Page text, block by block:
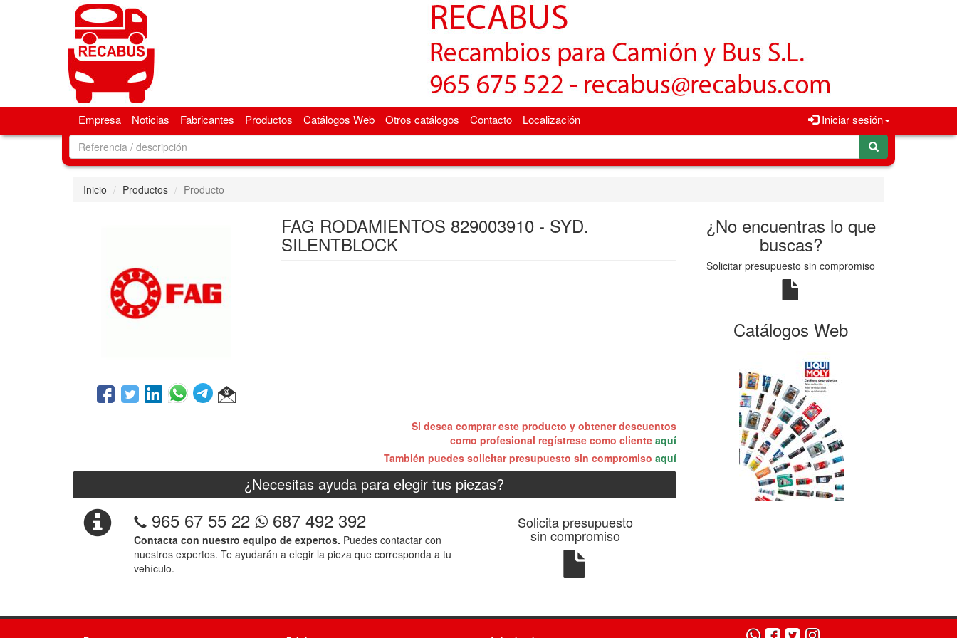
Iniciar sesión
Empresa Noticias Fabricantes Productos Catálogos Web Otros catálogos Contacto Localización
Inicio Productos Producto
FAG RODAMIENTOS 829003910 - SYD.
SILENTBLOCK
Si desea comprar este producto y obtener descuentos
como profesional regístrese como cliente aquí
También puedes solicitar presupuesto sin compromiso aquí
¿Necesitas ayuda para elegir tus piezas?
965 67 55 22 687 492 392
Contacta con nuestro equipo de expertos. Puedes contactar con
nuestros expertos. Te ayudarán a elegir la pieza que corresponda a tu
vehículo.
Solicita presupuesto
sin compromiso
¿No encuentras lo que
buscas?
Solicitar presupuesto sin compromiso
Catálogos Web